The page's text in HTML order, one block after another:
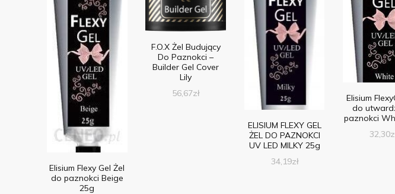
Elisium Flexy Gel Żel
do paznokci Beige
25g
F.O.X Żel Budujący
Do Paznokci –
Builder Gel Cover
Lily
56,67zł
ELISIUM FLEXY GEL
ŻEL DO PAZNOKCI
UV LED MILKY 25g
34,19zł
Elisium
do
paznokci
32,30